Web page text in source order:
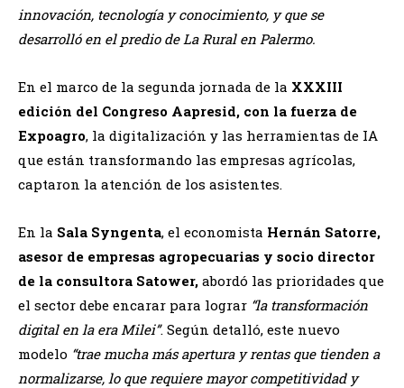
innovación, tecnología y conocimiento, y que se
desarrolló en el predio de La Rural en Palermo.
En el marco de la segunda jornada de la XXXIII
edición del Congreso Aapresid, con la fuerza de
Expoagro, la digitalización y las herramientas de IA
que están transformando las empresas agrícolas,
captaron la atención de los asistentes.
En la Sala Syngenta, el economista Hernán Satorre,
asesor de empresas agropecuarias y socio director
de la consultora Satower, abordó las prioridades que
el sector debe encarar para lograr “la transformación
digital en la era Milei”. Según detalló, este nuevo
modelo “trae mucha más apertura y rentas que tienden a
normalizarse, lo que requiere mayor competitividad y